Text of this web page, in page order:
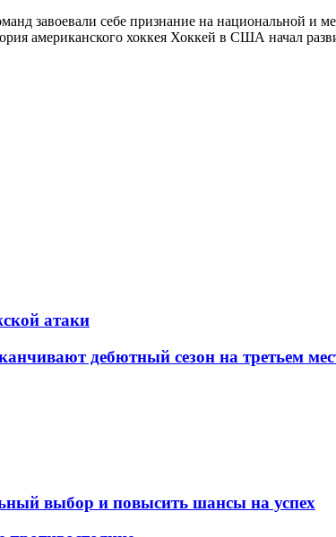
завоевали себе признание на национальной и
американского хоккея Хоккей в США начал
атаки
дебютный сезон на третьем
выбор и повысить шансы на успех